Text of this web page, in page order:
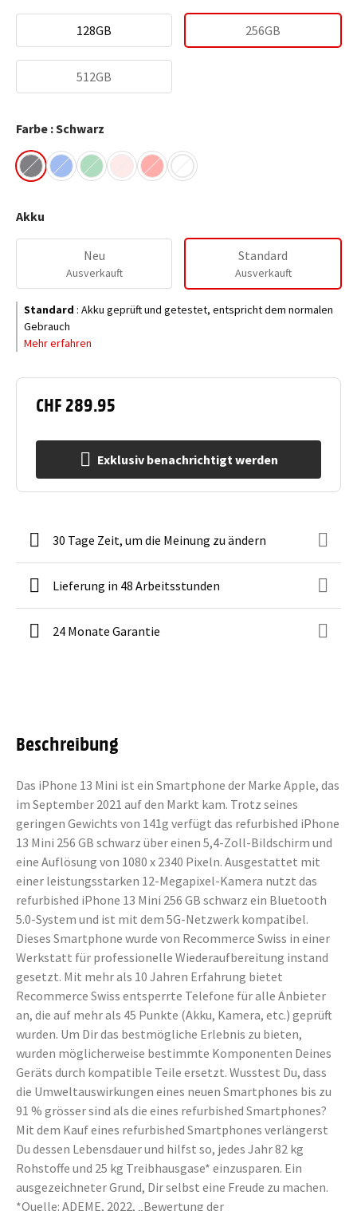
CHF 289.95
Exklusiv benachrichtigt werden
128GB 256GB
512GB
Farbe : Schwarz
Akku
Neu
Ausverkauft
Standard
Ausverkauft
Standard : Akku geprüft und getestet, entspricht dem normalen
Gebrauch
Mehr erfahren
30 Tage Zeit, um die Meinung zu ändern
Lieferung in 48 Arbeitsstunden
24 Monate Garantie
Beschreibung
Das iPhone 13 Mini ist ein Smartphone der Marke Apple, das
im September 2021 auf den Markt kam. Trotz seines
geringen Gewichts von 141g verfügt das refurbished iPhone
13 Mini 256 GB schwarz über einen 5,4-Zoll-Bildschirm und
eine Auflösung von 1080 x 2340 Pixeln. Ausgestattet mit
einer leistungsstarken 12-Megapixel-Kamera nutzt das
refurbished iPhone 13 Mini 256 GB schwarz ein Bluetooth
5.0-System und ist mit dem 5G-Netzwerk kompatibel.
Dieses Smartphone wurde von Recommerce Swiss in einer
Werkstatt für professionelle Wiederaufbereitung instand
gesetzt. Mit mehr als 10 Jahren Erfahrung bietet
Recommerce Swiss entsperrte Telefone für alle Anbieter
an, die auf mehr als 45 Punkte (Akku, Kamera, etc.) geprüft
wurden. Um Dir das bestmögliche Erlebnis zu bieten,
wurden möglicherweise bestimmte Komponenten Deines
Geräts durch kompatible Teile ersetzt. Wusstest Du, dass
die Umweltauswirkungen eines neuen Smartphones bis zu
91 % grösser sind als die eines refurbished Smartphones?
Mit dem Kauf eines refurbished Smartphones verlängerst
Du dessen Lebensdauer und hilfst so, jedes Jahr 82 kg
Rohstoffe und 25 kg Treibhausgase* einzusparen. Ein
ausgezeichneter Grund, Dir selbst eine Freude zu machen.
*Quelle: ADEME, 2022, „Bewertung der